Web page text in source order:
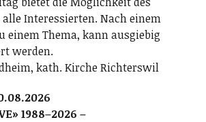
Interessierten. Nach einem
einem Thema, kann ausgiebig
werden.
kath. Kirche Richterswil
1988–2026 –